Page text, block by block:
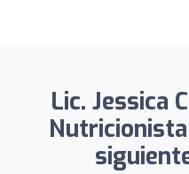
Lic. Jessica